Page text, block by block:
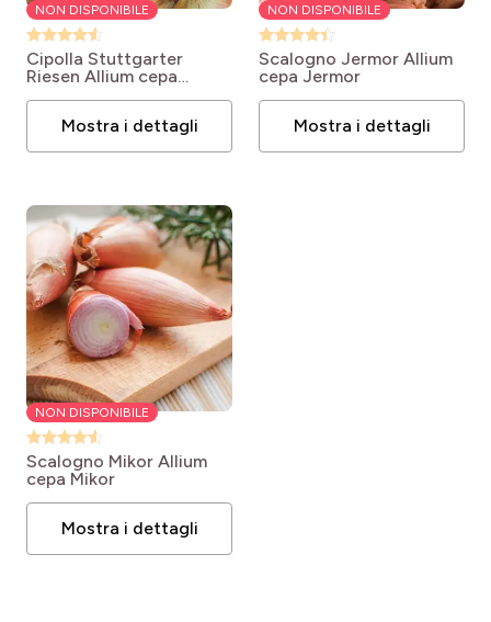
NON DISPONIBILE
Cipolla Stuttgarter
Riesen Allium cepa
Mostra i dettagli
NON DISPONIBILE
Scalogno Jermor Allium
cepa Jermor
Mostra i dettagli
NON DISPONIBILE
Scalogno Mikor Allium
cepa Mikor
Mostra i dettagli